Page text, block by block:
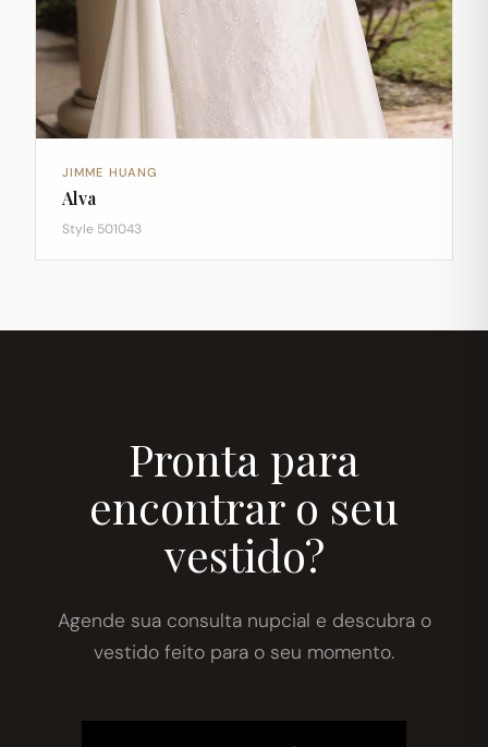
JIMME HUANG
Alva
Style 501043
Pronta para
encontrar o seu
vestido?
Agende sua consulta nupcial e descubra o
vestido feito para o seu momento.